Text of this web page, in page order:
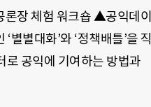
장 체험 워크숍 ▲공익데이
별대화’와 ‘정책배틀’을 직
로 공익에 기여하는 방법과